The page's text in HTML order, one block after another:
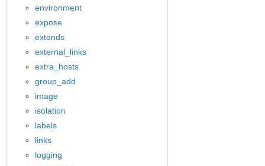
environment
expose
extends
external_links
extra_hosts
group_add
image
isolation
labels
links
logging